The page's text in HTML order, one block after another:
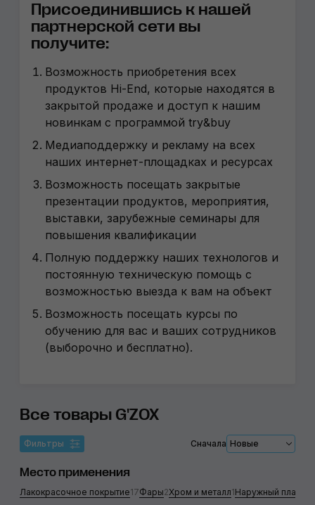
Присоединившись к нашей
партнерской сети вы
получите:
Возможность приобретения всех
продуктов Hi-End, которые находятся в
закрытой продаже и доступ к нашим
новинкам с программой try&buy
Медиаподдержку и рекламу на всех
наших интернет-площадках и ресурсах
Возможность посещать закрытые
презентации продуктов, мероприятия,
выставки, зарубежные семинары для
повышения квалификации
Полную поддержку наших технологов и
постоянную техническую помощь с
возможностью выезда к вам на объект
Возможность посещать курсы по
обучению для вас и ваших сотрудников
(выборочно и бесплатно).
Все товары G'ZOX
Фильтры Сначала Новые
Место применения
Лакокрасочное покрытие17Фары2Хром и металл1Наружный пластик